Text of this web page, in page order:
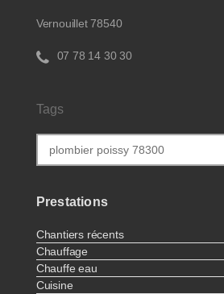
Vernouillet 78540
07 78 14 30 30
Tags
Prestations
Chantiers récents
Chauffage
Chauffe eau
Cuisine